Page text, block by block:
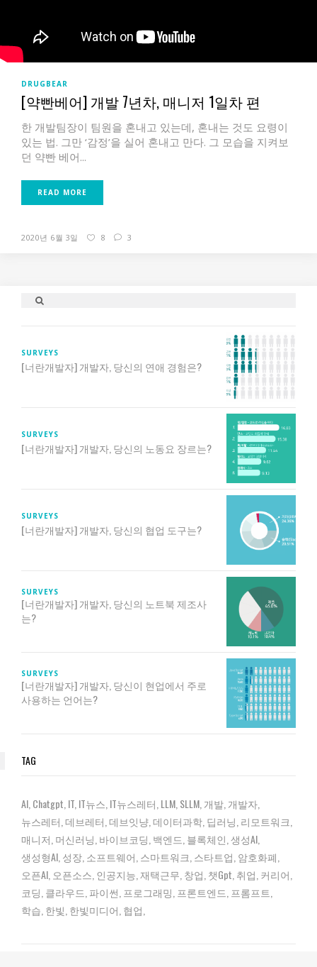
DRUGBEAR
[약빤베어] 개발 7년차, 매니저 1일차 편
한 개발팀장이 팀원을 혼내고 있는데, 혼내는 것도 요령이
있는 법. 그만 ‘감정’을 실어 혼내고 만다. 그 모습을 지켜보
던 약빤 베어...
READ MORE
2020년 6월 3일 8 3
SURVEYS
[너란개발자] 개발자, 당신의 연애 경험은?
SURVEYS
[너란개발자] 개발자, 당신의 노동요 장르는?
SURVEYS
[너란개발자] 개발자, 당신의 협업 도구는?
SURVEYS
[너란개발자] 개발자, 당신의 노트북 제조사
는?
SURVEYS
[너란개발자] 개발자, 당신이 현업에서 주로
사용하는 언어는?
TAG
AI Chatgpt IT IT뉴스 IT뉴스레터 LLM SLLM 개발 개발자
뉴스레터 데브레터 데브잇냥 데이터과학 딥러닝 리모트워크
매니저 머신러닝 바이브코딩 백엔드 블록체인 생성AI
생성형AI 성장 소프트웨어 스마트워크 스타트업 암호화폐
오픈AI 오픈소스 인공지능 재택근무 창업 챗gpt 취업 커리어
코딩 클라우드 파이썬 프로그래밍 프론트엔드 프롬프트
학습 한빛 한빛미디어 협업